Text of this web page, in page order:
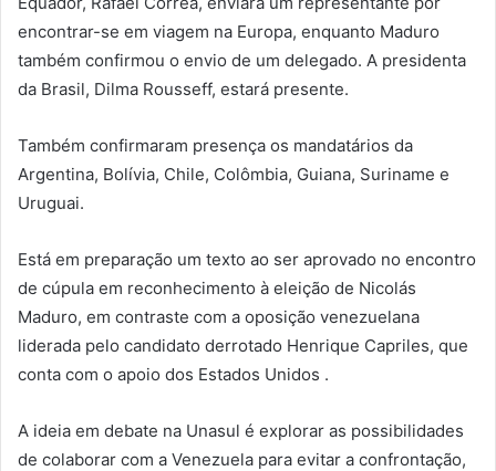
encontrar-se em viagem na Europa, enquanto Maduro
também confirmou o envio de um delegado. A presidenta
da Brasil, Dilma Rousseff, estará presente.
Também confirmaram presença os mandatários da
Argentina, Bolívia, Chile, Colômbia, Guiana, Suriname e
Uruguai.
Está em preparação um texto ao ser aprovado no encontro
de cúpula em reconhecimento à eleição de Nicolás
Maduro, em contraste com a oposição venezuelana
liderada pelo candidato derrotado Henrique Capriles, que
conta com o apoio dos Estados Unidos .
A ideia em debate na Unasul é explorar as possibilidades
de colaborar com a Venezuela para evitar a confrontação,